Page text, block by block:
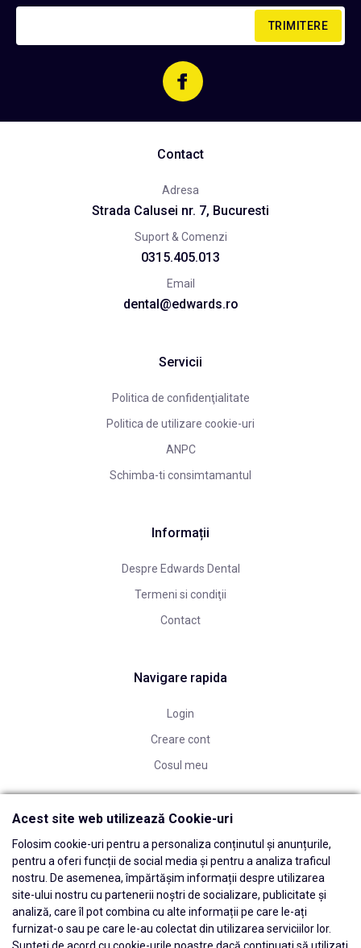
TRIMITERE
Contact
Adresa
Strada Calusei nr. 7, Bucuresti
Suport & Comenzi
0315.405.013
Email
dental@edwards.ro
Servicii
Politica de confidenţialitate
Politica de utilizare cookie-uri
ANPC
Schimba-ti consimtamantul
Informații
Despre Edwards Dental
Termeni si condiţii
Contact
Navigare rapida
Login
Creare cont
Cosul meu
Acest site web utilizează Cookie-uri
Folosim cookie-uri pentru a personaliza conținutul și anunțurile,
pentru a oferi funcții de social media și pentru a analiza traficul
nostru. De asemenea, împărtășim informații despre utilizarea
site-ului nostru cu partenerii noștri de socializare, publicitate și
analiză, care îl pot combina cu alte informații pe care le-ați
furnizat-o sau pe care le-au colectat din utilizarea serviciilor lor.